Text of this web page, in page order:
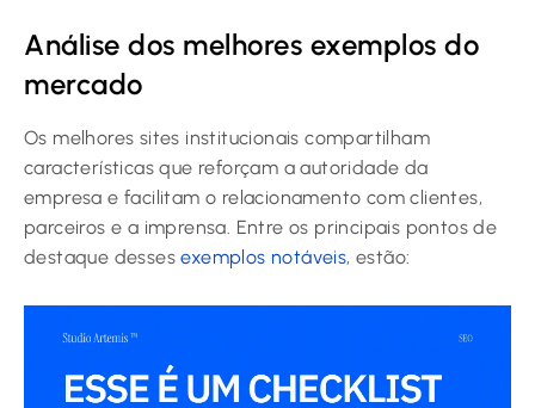
Análise dos melhores exemplos do
mercado
Os melhores sites institucionais compartilham
características que reforçam a autoridade da
empresa e facilitam o relacionamento com clientes,
parceiros e a imprensa. Entre os principais pontos de
destaque dessesexemplos notáveis, estão: